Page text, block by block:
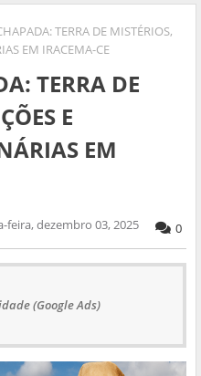
TERRA DE MISTÉRIOS,
EM IRACEMA-CE
TERRA DE
E
EM
feira, dezembro 03, 2025 0
(Google Ads)